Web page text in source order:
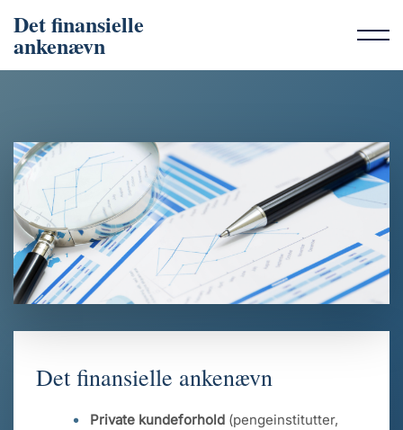
Det finansielle
ankenævn
Det finansielle ankenævn
Private kundeforhold (pengeinstitutter,